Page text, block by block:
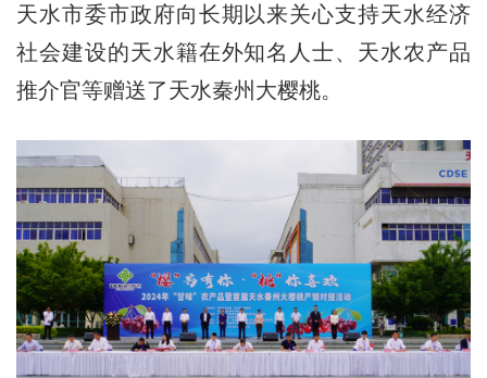
天水市委市政府向长期以来关心支持天水经济
社会建设的天水籍在外知名人士、天水农产品
推介官等赠送了天水秦州大樱桃。